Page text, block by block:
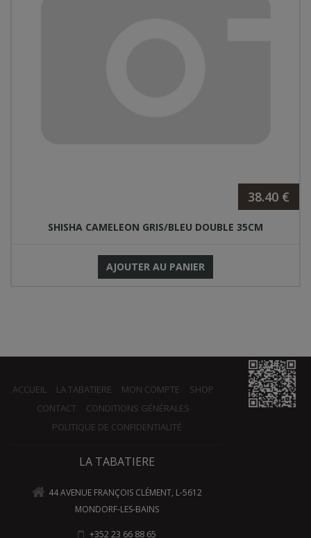
38.40 €
SHISHA CAMELEON GRIS/BLEU DOUBLE 35CM
AJOUTER AU PANIER
ACCUEIL LA TABATIERE MON COMPTE
SHOP
CONTACT
CONDITIONS GÉNÉRALES
POLITIQUE DE CONFIDENTIALITÉ
LA TABATIERE
44 AVENUE FRANÇOIS CLÉMENT, L-5612
MONDORF-LES-BAINS
+352 23 66 88 65